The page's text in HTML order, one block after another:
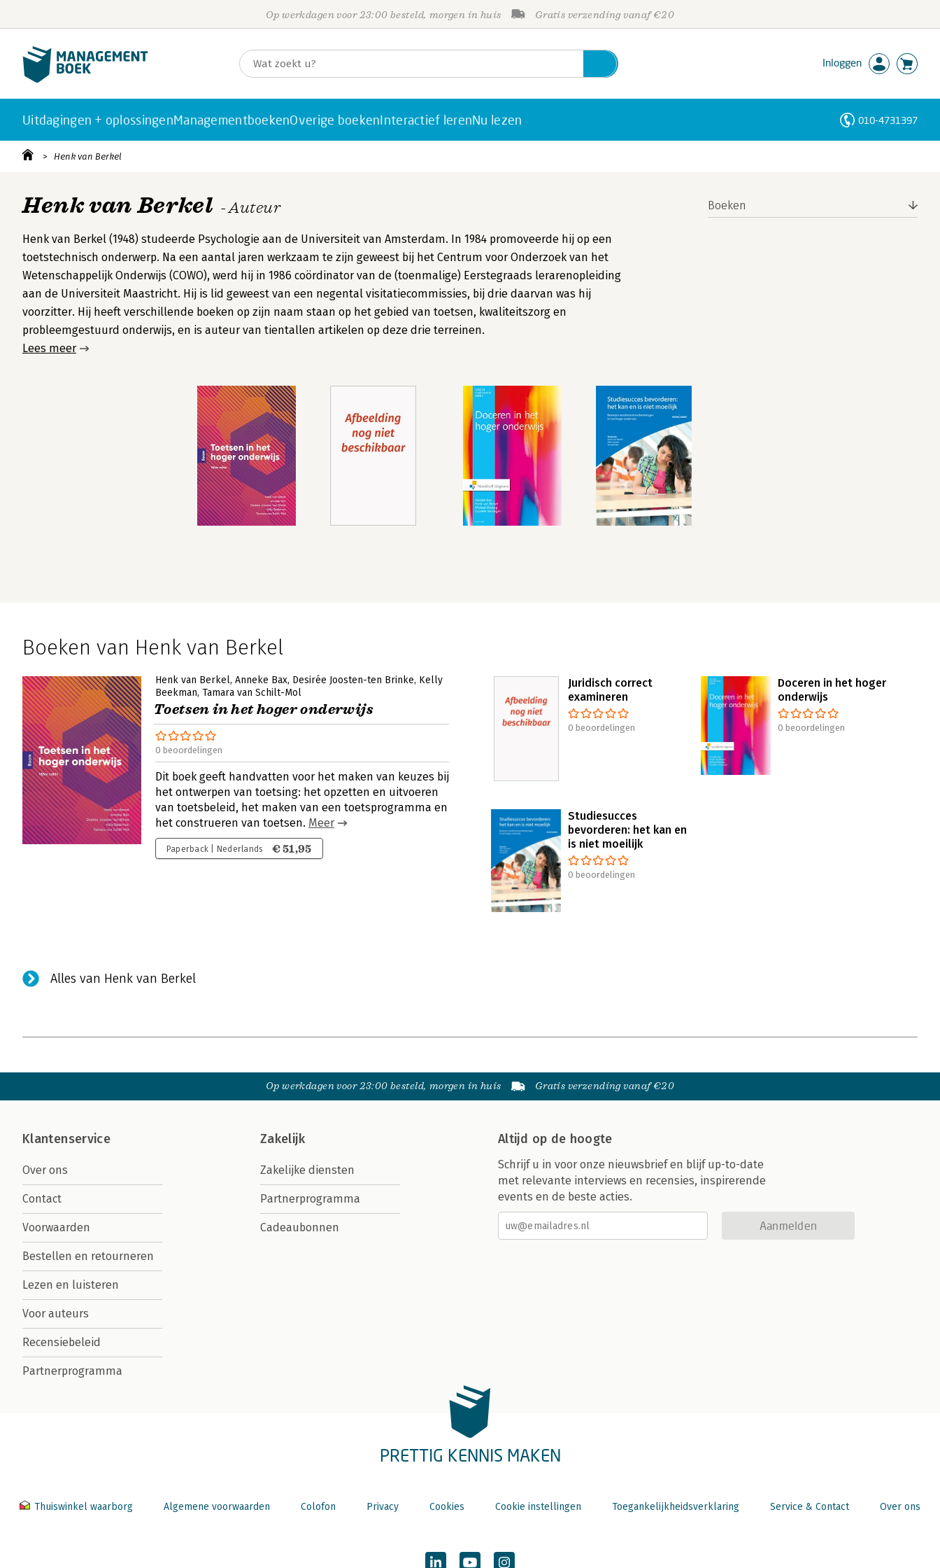
Op werkdagen voor 23:00 besteld, morgen in huis Gratis verzending vanaf €20
Inloggen
Uitdagingen + oplossingenManagementboekenOverige boekenInteractief lerenNu lezen 010-4731397
Henk van Berkel
Henk van Berkel - Auteur
Henk van Berkel (1948) studeerde Psychologie aan de Universiteit van Amsterdam. In 1984 promoveerde hij op een
toetstechnisch onderwerp. Na een aantal jaren werkzaam te zijn geweest bij het Centrum voor Onderzoek van het
Wetenschappelijk Onderwijs (COWO), werd hij in 1986 coördinator van de (toenmalige) Eerstegraads lerarenopleiding
aan de Universiteit Maastricht. Hij is lid geweest van een negental visitatiecommissies, bij drie daarvan was hij
voorzitter. Hij heeft verschillende boeken op zijn naam staan op het gebied van toetsen, kwaliteitszorg en
probleemgestuurd onderwijs, en is auteur van tientallen artikelen op deze drie terreinen.
Lees meer
Boeken
Boeken van Henk van Berkel
Henk van Berkel Anneke Bax Desirée Joosten-ten Brinke Kelly
Beekman Tamara van Schilt-Mol
Toetsen in het hoger onderwijs
0 beoordelingen
Dit boek geeft handvatten voor het maken van keuzes bij
het ontwerpen van toetsing: het opzetten en uitvoeren
van toetsbeleid, het maken van een toetsprogramma en
het construeren van toetsen. Meer
Paperback | Nederlands € 51,95
Juridisch correct
examineren
0 beoordelingen
Doceren in het hoger
onderwijs
0 beoordelingen
Studiesucces
bevorderen: het kan en
is niet moeilijk
0 beoordelingen
Alles van Henk van Berkel
Op werkdagen voor 23:00 besteld, morgen in huis Gratis verzending vanaf €20
Klantenservice
Over ons
Contact
Voorwaarden
Bestellen en retourneren
Lezen en luisteren
Voor auteurs
Recensiebeleid
Partnerprogramma
Zakelijk
Zakelijke diensten
Partnerprogramma
Cadeaubonnen
Altijd op de hoogte
Schrijf u in voor onze nieuwsbrief en blijf up-to-date
met relevante interviews en recensies, inspirerende
events en de beste acties.
Aanmelden
PRETTIG KENNIS MAKEN
Thuiswinkel waarborg Algemene voorwaarden Colofon Privacy Cookies Cookie instellingen Toegankelijkheidsverklaring Service & Contact Over ons
Personen